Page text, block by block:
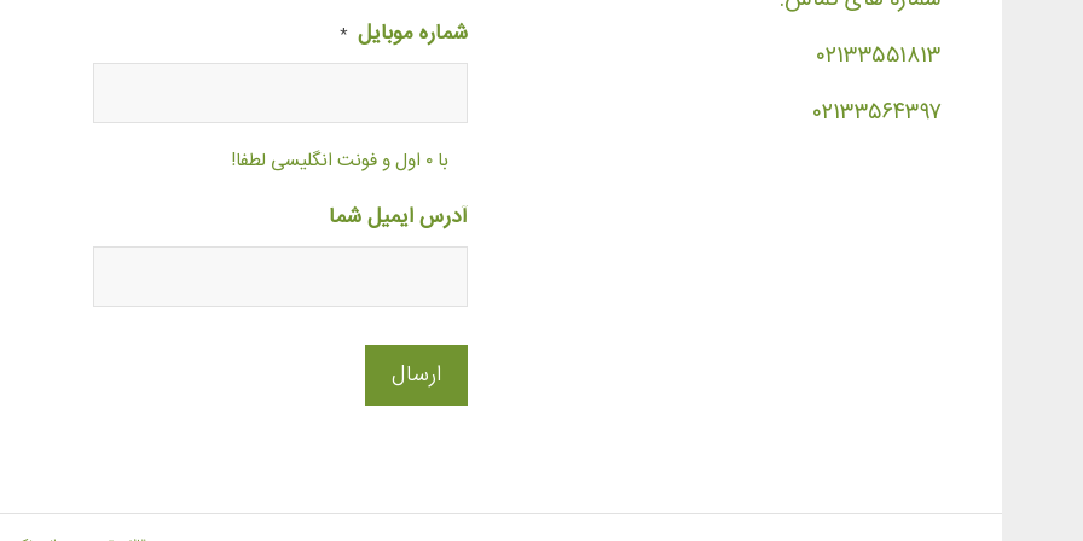
۰۲۱۳۳۵۵۱۸۱۳
۰۲۱۳۳۵۶۴۳۹۷
شماره موبایل *
با ۰ اول و فونت انگلیسی لطفا!
آدرس ایمیل شما